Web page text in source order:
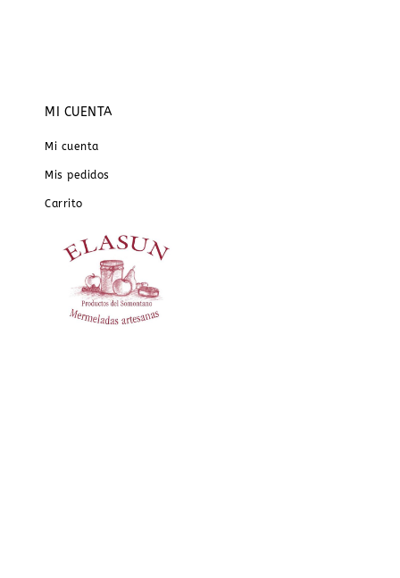
MI CUENTA
Mi cuenta
Mis pedidos
Carrito